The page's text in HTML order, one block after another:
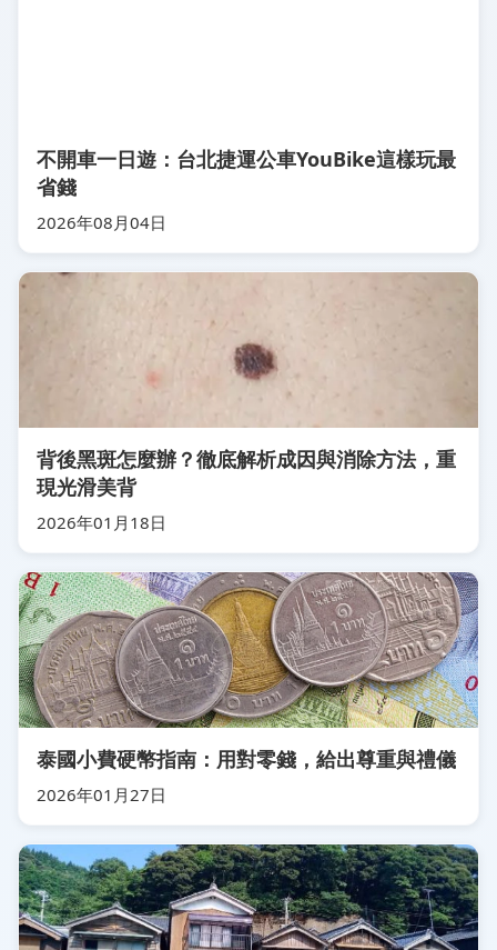
不開車一日遊：台北捷運公車YouBike這樣玩最
省錢
2026年08月04日
背後黑斑怎麼辦？徹底解析成因與消除方法，重
現光滑美背
2026年01月18日
泰國小費硬幣指南：用對零錢，給出尊重與禮儀
2026年01月27日